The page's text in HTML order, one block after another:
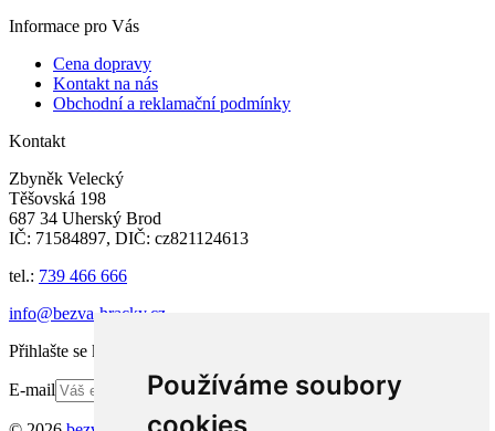
Používáme soubory
Informace pro Vás
Cena dopravy
Kontakt na nás
Obchodní a reklamační podmínky
Kontakt
Zbyněk Velecký
Těšovská 198
687 34 Uherský Brod
IČ: 71584897, DIČ: cz821124613
tel.: 739 466 666
info@bezva-hracky.cz
Přihlašte se k odběru newsletteru
E-mail Ok